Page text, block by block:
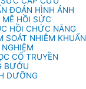
ĐOÁN HÌNH ẢNH
MÊ HỒI SỨC
HỒI CHỨC NĂNG
SOÁT NHIỄM KHUẨN
CỔ TRUYỀN
BƯỚU
DƯỠNG